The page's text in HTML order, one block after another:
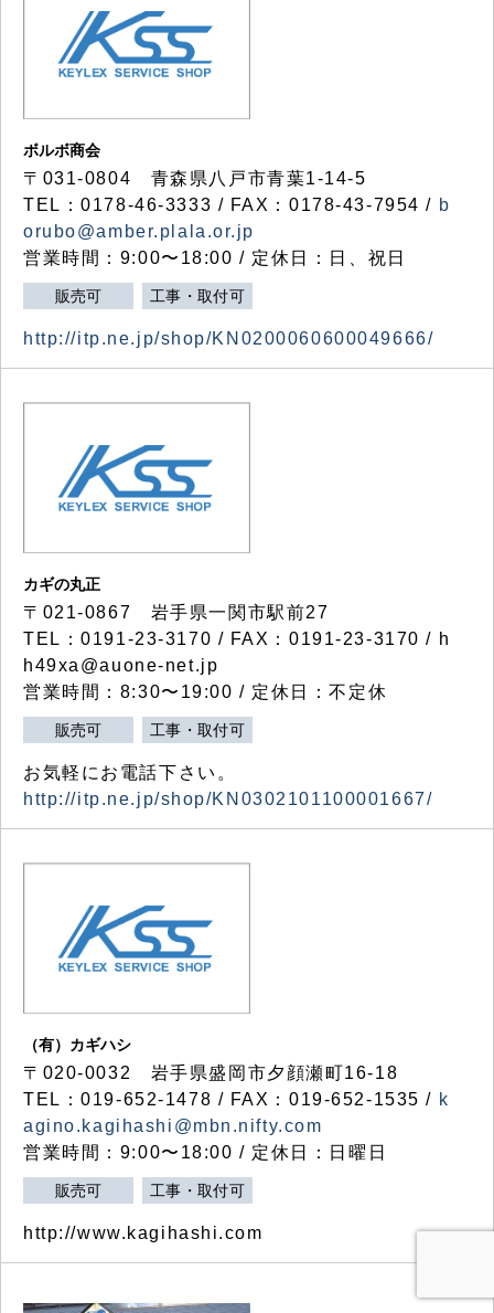
ボルボ商会
〒031-0804 青森県八戸市青葉1-14-5
TEL：0178-46-3333 / FAX：0178-43-7954 / b
orubo@amber.plala.or.jp
営業時間：9:00〜18:00 / 定休日：日、祝日
販売可 工事・取付可
http://itp.ne.jp/shop/KN0200060600049666/
カギの丸正
〒021-0867 岩手県一関市駅前27
TEL：0191-23-3170 / FAX：0191-23-3170 / h
h49xa@auone-net.jp
営業時間：8:30〜19:00 / 定休日：不定休
販売可 工事・取付可
お気軽にお電話下さい。
http://itp.ne.jp/shop/KN0302101100001667/
（有）カギハシ
〒020-0032 岩手県盛岡市夕顔瀬町16-18
TEL：019-652-1478 / FAX：019-652-1535 / k
agino.kagihashi@mbn.nifty.com
営業時間：9:00〜18:00 / 定休日：日曜日
販売可 工事・取付可
http://www.kagihashi.com